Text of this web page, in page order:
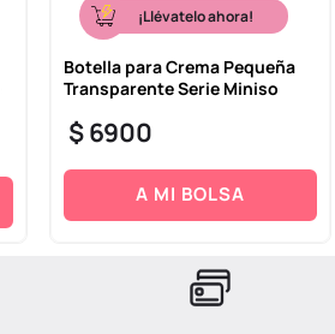
¡Llévatelo ahora!
Botella para Crema Pequeña
Transparente Serie Miniso
$6900
A MI BOLSA